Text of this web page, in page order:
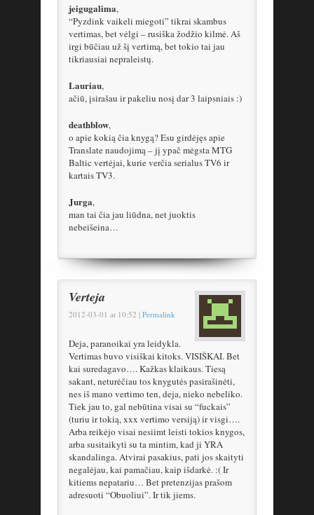
jeigugalima,
“Pyzdink vaikeli miegoti” tikrai skambus
vertimas, bet vėlgi – rusiška žodžio kilmė. Aš
irgi būčiau už šį vertimą, bet tokio tai jau
tikriausiai nepraleistų.
Lauriau,
ačiū, įsirašau ir pakeliu nosį dar 3 laipsniais :)
deathblow,
o apie kokią čia knygą? Esu girdėjęs apie
Translate naudojimą – jį ypač mėgsta MTG
Baltic vertėjai, kurie verčia serialus TV6 ir
kartais TV3.
Jurga,
man tai čia jau liūdna, net juoktis
nebeišeina…
Verteja
2012-03-01 at 10:52 | Permalink
Deja, paranoikai yra leidykla.
Vertimas buvo visiškai kitoks. VISIŠKAI. Bet
kai suredagavo…. Kažkas klaikaus. Tiesą
sakant, neturėčiau tos knygutės pasirašinėti,
nes iš mano vertimo ten, deja, nieko nebeliko.
Tiek jau to, gal nebūtina visai su “fuckais”
(turiu ir tokią, xxx vertimo versiją) ir visgi….
Arba reikėjo visai nesiimt leisti tokios knygos,
arba susitaikyti su ta mintim, kad ji YRA
skandalinga. Atvirai pasakius, pati jos skaityti
negalėjau, kai pamačiau, kaip išdarkė. :( Ir
kitiems nepatariu… Bet pretenzijas prašom
adresuoti “Obuoliui”. Ir tik jiems.